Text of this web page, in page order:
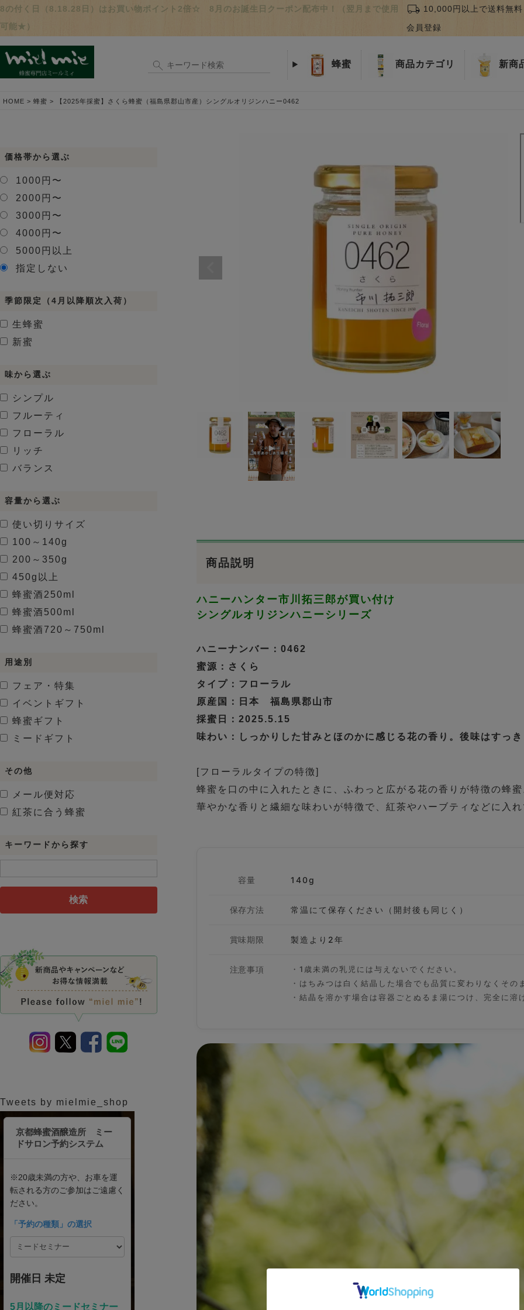
8の付く日（8.18.28日）はお買い物ポイント2倍☆ 8月のお誕生日クーポン配布中！（翌月まで使用
可能★）
local_shipping 10,000円以上で送料無料
会員登録
蜂蜜 商品カテゴリ 新商
HOME 蜂蜜 【2025年採蜜】さくら蜂蜜（福島県郡山市産）シングルオリジンハニー0462
商品説明
ハニーハンター市川拓三郎が買い付け
シングルオリジンハニーシリーズ
ハニーナンバー：0462
蜜源：さくら
タイプ：フローラル
原産国：日本 福島県郡山市
採蜜日：2025.5.15
味わい：しっかりした甘みとほのかに感じる花の香り。後味はすっ
[フローラルタイプの特徴]
蜂蜜を口の中に入れたときに、ふわっと広がる花の香りが特徴の蜂
華やかな香りと繊細な味わいが特徴で、紅茶やハーブティなどに入
容量 140g
保存方法 常温にて保存ください（開封後も同じく）
賞味期限 製造より2年
注意事項
・1歳未満の乳児には与えないでください。
・はちみつは白く結晶した場合でも品質に変わりなくその
・結晶を溶かす場合は容器ごとぬるま湯につけ、完全に溶
価格帯から選ぶ
1000円〜
2000円〜
3000円〜
4000円〜
5000円以上
指定しない
季節限定（4月以降順次入荷）
生蜂蜜
新蜜
味から選ぶ
シンプル
フルーティ
フローラル
リッチ
バランス
容量から選ぶ
使い切りサイズ
100～140g
200～350g
450g以上
蜂蜜酒250ml
蜂蜜酒500ml
蜂蜜酒720～750ml
用途別
フェア・特集
イベントギフト
蜂蜜ギフト
ミードギフト
その他
メール便対応
紅茶に合う蜂蜜
キーワードから探す
検索
Tweets by mielmie_shop